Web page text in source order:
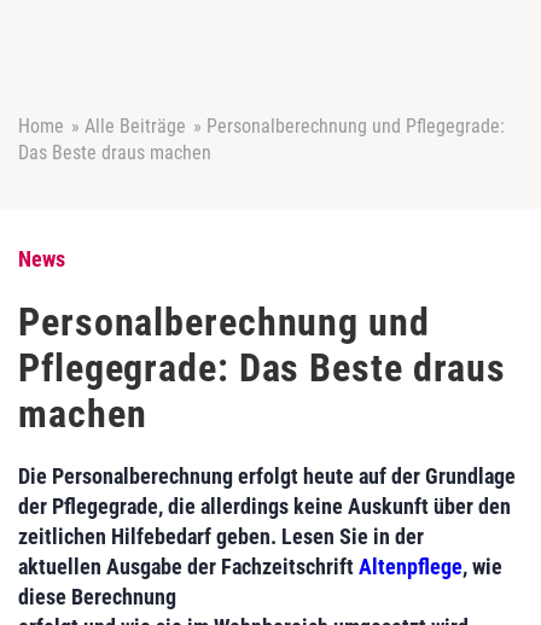
Home » Alle Beiträge » Personalberechnung und Pflegegrade:
Das Beste draus machen
News
Personalberechnung und
Pflegegrade: Das Beste draus
machen
Die Personalberechnung erfolgt heute auf der Grundlage
der Pflegegrade, die allerdings keine Auskunft über den
zeitlichen Hilfebedarf geben. Lesen Sie in der
aktuellen Ausgabe der FachzeitschriftAltenpflege, wie
diese Berechnung